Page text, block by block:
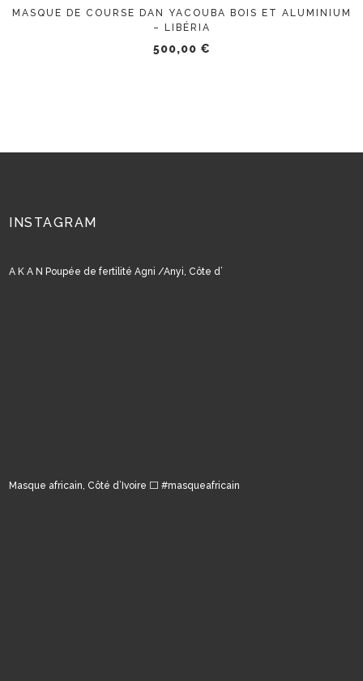
MASQUE DE COURSE DAN YACOUBA BOIS ET ALUMINIUM
– LIBÉRIA
500,00 €
INSTAGRAM
A K A N Poupée de fertilité Agni /Anyi, Côte d’
Masque africain, Côté d’Ivoire ⬜️ #masqueafricain